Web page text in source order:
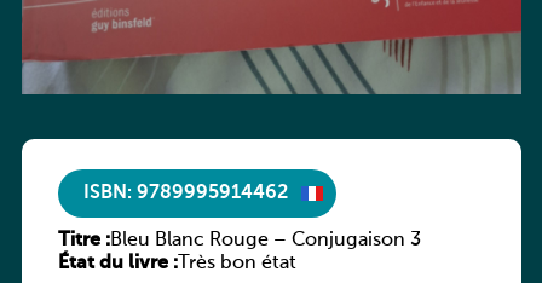
ISBN: 9789995914462
Titre :Bleu Blanc Rouge – Conjugaison 3
État du livre :Très bon état